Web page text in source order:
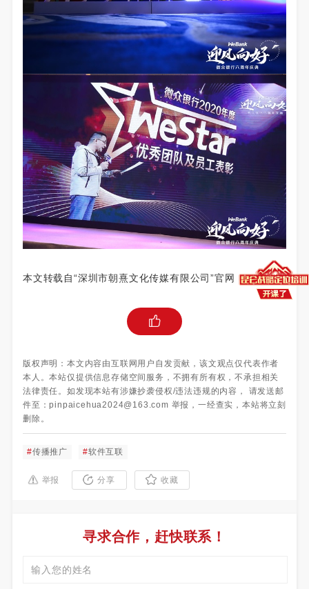
本文转载自“深圳市朝熹文化传媒有限公司”官网
版权声明：本文内容由互联网用户自发贡献，该文观点仅代表作者
本人。本站仅提供信息存储空间服务，不拥有所有权，不承担相关
法律责任。如发现本站有涉嫌抄袭侵权/违法违规的内容， 请发送邮
件至：pinpaicehua2024@163.com 举报，一经查实，本站将立刻
删除。
#传播推广 #软件互联
举报 分享 收藏
寻求合作，赶快联系！